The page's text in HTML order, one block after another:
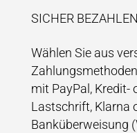
SICHER BEZAHLEN
Wählen Sie aus
mit PayPal, Kredit-
Lastschrift, Klarna
Banküberweisung